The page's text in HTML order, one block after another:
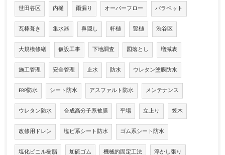
世田谷区 内樋 雨漏り オーバーフロー パラペット
瓦棒葺き 集水器 鼻隠し 軒樋 竪樋 渋谷区
大規模修繕 仮設工事 下地調査 図落とし 増減表
施工管理 安全管理 止水 防水 ウレタン塗膜防水
FRP防水 シート防水 アスファルト防水 メンテナンス
ウレタン防水 合成高分子系被膜 平場 立上り 笠木
改修用ドレン 塩ビ系シート防水 ゴム系シート防水
塩化ビニル樹脂 加硫ゴム 機械的固定工法 浮かし張り